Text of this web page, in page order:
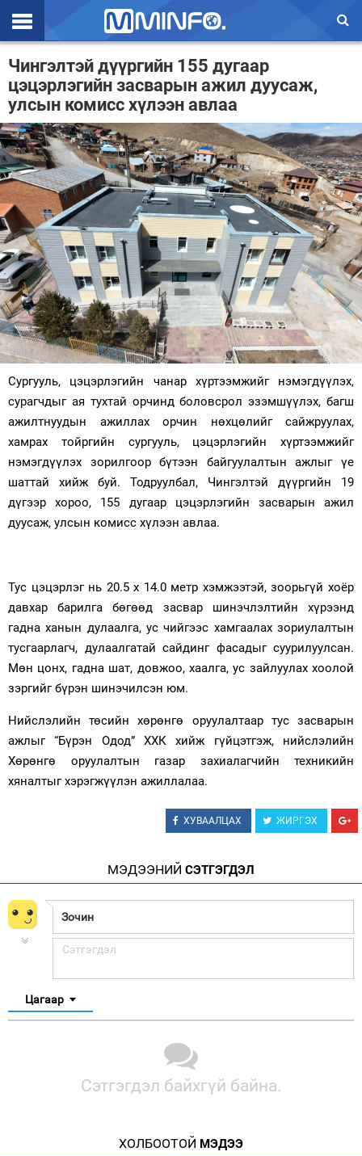
Эхлэл
Цаг агаар
Валют ханш
Улс төр
Эдийн засаг
Үзэл бодол
Спорт
Нийгэм
Дэлхий
Энтертайнмэнт
Зурхай
Чингэлтэй дүүргийн 155 дугаар
цэцэрлэгийн засварын ажил дуусаж,
улсын комисс хүлээн авлаа
Сургууль, цэцэрлэгийн чанар хүртээмжийг нэмэгдүүлэх,
сурагчдыг ая тухтай орчинд боловсрол эзэмшүүлэх, багш
ажилтнуудын ажиллах орчин нөхцөлийг сайжруулах,
хамрах тойргийн сургууль, цэцэрлэгийн хүртээмжийг
нэмэгдүүлэх зорилгоор бүтээн байгуулалтын ажлыг үе
шаттай хийж буй. Тодруулбал, Чингэлтэй дүүргийн 19
дүгээр хороо, 155 дугаар цэцэрлэгийн засварын ажил
дуусаж, улсын комисс хүлээн авлаа.
Тус цэцэрлэг нь 20.5 х 14.0 метр хэмжээтэй, зоорьгүй хоёр
давхар барилга бөгөөд засвар шинэчлэлтийн хүрээнд
гадна ханын дулаалга, ус чийгээс хамгаалах зориулалтын
тусгаарлагч, дулаалгатай сайдинг фасадыг суурилуулсан.
Мөн цонх, гадна шат, довжоо, хаалга, ус зайлуулах хоолой
зэргийг бүрэн шинэчилсэн юм.
Нийслэлийн төсийн хөрөнгө оруулалтаар тус засварын
ажлыг “Бүрэн Одод” ХХК хийж гүйцэтгэж, нийслэлийн
Хөрөнгө оруулалтын газар захиалагчийн техникийн
хяналтыг хэрэгжүүлэн ажиллалаа.
ХУВААЛЦАХ ЖИРГЭХ
МЭДЭЭНИЙ СЭТГЭГДЭЛ
Цагаар
Сэтгэгдэл байхгүй байна.
ХОЛБООТОЙ МЭДЭЭ